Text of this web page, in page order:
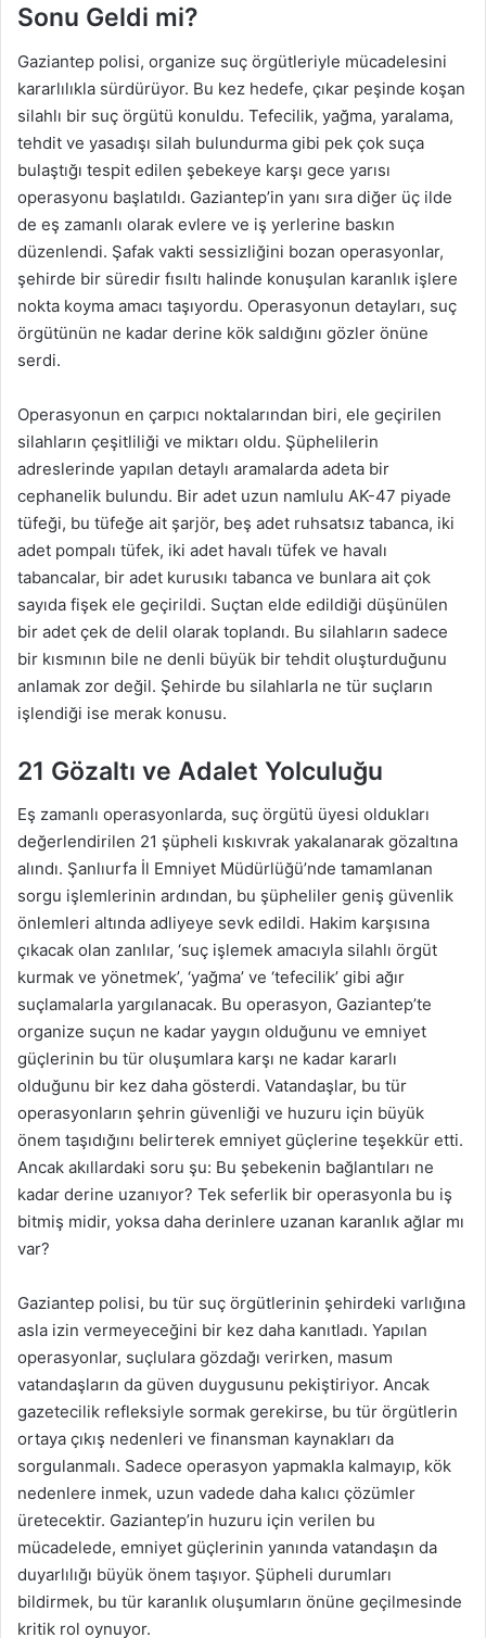
Sonu Geldi mi?
Gaziantep polisi, organize suç örgütleriyle mücadelesini
kararlılıkla sürdürüyor. Bu kez hedefe, çıkar peşinde koşan
silahlı bir suç örgütü konuldu. Tefecilik, yağma, yaralama,
tehdit ve yasadışı silah bulundurma gibi pek çok suça
bulaştığı tespit edilen şebekeye karşı gece yarısı
operasyonu başlatıldı. Gaziantep’in yanı sıra diğer üç ilde
de eş zamanlı olarak evlere ve iş yerlerine baskın
düzenlendi. Şafak vakti sessizliğini bozan operasyonlar,
şehirde bir süredir fısıltı halinde konuşulan karanlık işlere
nokta koyma amacı taşıyordu. Operasyonun detayları, suç
örgütünün ne kadar derine kök saldığını gözler önüne
serdi.
Operasyonun en çarpıcı noktalarından biri, ele geçirilen
silahların çeşitliliği ve miktarı oldu. Şüphelilerin
adreslerinde yapılan detaylı aramalarda adeta bir
cephanelik bulundu. Bir adet uzun namlulu AK-47 piyade
tüfeği, bu tüfeğe ait şarjör, beş adet ruhsatsız tabanca, iki
adet pompalı tüfek, iki adet havalı tüfek ve havalı
tabancalar, bir adet kurusıkı tabanca ve bunlara ait çok
sayıda fişek ele geçirildi. Suçtan elde edildiği düşünülen
bir adet çek de delil olarak toplandı. Bu silahların sadece
bir kısmının bile ne denli büyük bir tehdit oluşturduğunu
anlamak zor değil. Şehirde bu silahlarla ne tür suçların
işlendiği ise merak konusu.
21 Gözaltı ve Adalet Yolculuğu
Eş zamanlı operasyonlarda, suç örgütü üyesi oldukları
değerlendirilen 21 şüpheli kıskıvrak yakalanarak gözaltına
alındı. Şanlıurfa İl Emniyet Müdürlüğü’nde tamamlanan
sorgu işlemlerinin ardından, bu şüpheliler geniş güvenlik
önlemleri altında adliyeye sevk edildi. Hakim karşısına
çıkacak olan zanlılar, ‘suç işlemek amacıyla silahlı örgüt
kurmak ve yönetmek’, ‘yağma’ ve ‘tefecilik’ gibi ağır
suçlamalarla yargılanacak. Bu operasyon, Gaziantep’te
organize suçun ne kadar yaygın olduğunu ve emniyet
güçlerinin bu tür oluşumlara karşı ne kadar kararlı
olduğunu bir kez daha gösterdi. Vatandaşlar, bu tür
operasyonların şehrin güvenliği ve huzuru için büyük
önem taşıdığını belirterek emniyet güçlerine teşekkür etti.
Ancak akıllardaki soru şu: Bu şebekenin bağlantıları ne
kadar derine uzanıyor? Tek seferlik bir operasyonla bu iş
bitmiş midir, yoksa daha derinlere uzanan karanlık ağlar mı
var?
Gaziantep polisi, bu tür suç örgütlerinin şehirdeki varlığına
asla izin vermeyeceğini bir kez daha kanıtladı. Yapılan
operasyonlar, suçlulara gözdağı verirken, masum
vatandaşların da güven duygusunu pekiştiriyor. Ancak
gazetecilik refleksiyle sormak gerekirse, bu tür örgütlerin
ortaya çıkış nedenleri ve finansman kaynakları da
sorgulanmalı. Sadece operasyon yapmakla kalmayıp, kök
nedenlere inmek, uzun vadede daha kalıcı çözümler
üretecektir. Gaziantep’in huzuru için verilen bu
mücadelede, emniyet güçlerinin yanında vatandaşın da
duyarlılığı büyük önem taşıyor. Şüpheli durumları
bildirmek, bu tür karanlık oluşumların önüne geçilmesinde
kritik rol oynuyor.